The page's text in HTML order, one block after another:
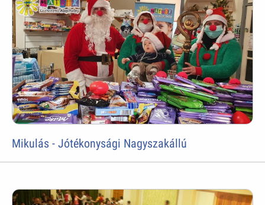
Mikulás - Jótékonysági Nagyszakállú